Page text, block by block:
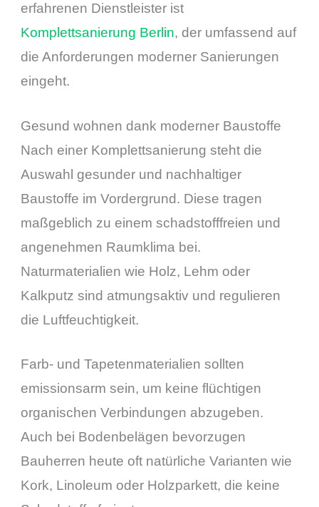
erfahrenen Dienstleister ist
Komplettsanierung Berlin, der umfassend auf
die Anforderungen moderner Sanierungen
eingeht.
Gesund wohnen dank moderner Baustoffe
Nach einer Komplettsanierung steht die
Auswahl gesunder und nachhaltiger
Baustoffe im Vordergrund. Diese tragen
maßgeblich zu einem schadstofffreien und
angenehmen Raumklima bei.
Naturmaterialien wie Holz, Lehm oder
Kalkputz sind atmungsaktiv und regulieren
die Luftfeuchtigkeit.
Farb- und Tapetenmaterialien sollten
emissionsarm sein, um keine flüchtigen
organischen Verbindungen abzugeben.
Auch bei Bodenbelägen bevorzugen
Bauherren heute oft natürliche Varianten wie
Kork, Linoleum oder Holzparkett, die keine